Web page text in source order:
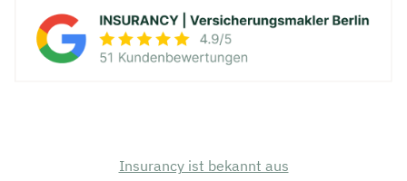
Insurancy ist bekannt aus